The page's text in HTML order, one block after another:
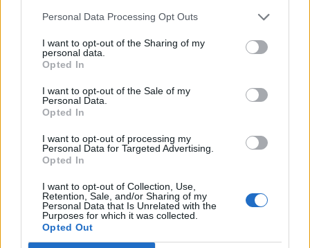
Personal Data Processing Opt Outs
I want to opt-out of the Sharing of my
personal data.
Opted In
I want to opt-out of the Sale of my
Personal Data.
Opted In
I want to opt-out of processing my
Personal Data for Targeted Advertising.
Opted In
I want to opt-out of Collection, Use,
Retention, Sale, and/or Sharing of my
Personal Data that Is Unrelated with the
Purposes for which it was collected.
Opted Out